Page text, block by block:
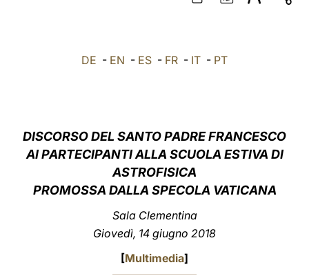
中文
DE - EN - ES - FR - IT - PT
DISCORSO DEL SANTO PADRE FRANCESCO
AI PARTECIPANTI ALLA SCUOLA ESTIVA DI
ASTROFISICA
PROMOSSA DALLA SPECOLA VATICANA
Sala Clementina
Giovedì, 14 giugno 2018
[Multimedia]